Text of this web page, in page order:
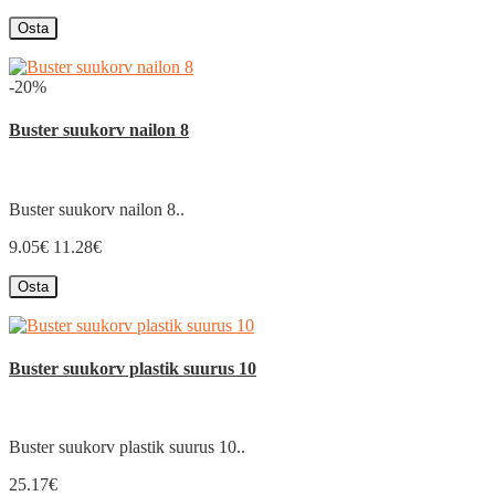
Osta
-20%
Buster suukorv nailon 8
Buster suukorv nailon 8..
9.05€ 11.28€
Osta
Buster suukorv plastik suurus 10
Buster suukorv plastik suurus 10..
25.17€